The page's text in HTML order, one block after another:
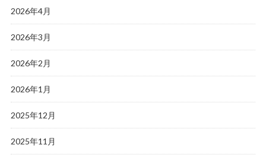
2026年4月
2026年3月
2026年2月
2026年1月
2025年12月
2025年11月